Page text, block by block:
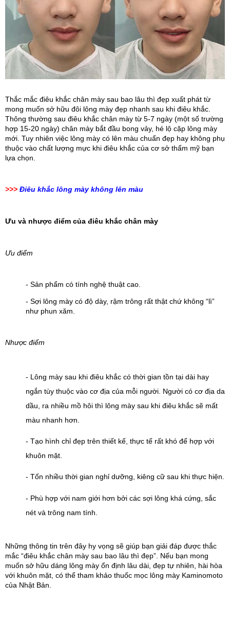
Thắc mắc điêu khắc chân mày sau bao lâu thì đẹp xuất phát từ
mong muốn sở hữu đôi lông mày đẹp nhanh sau khi điêu khắc.
Thông thường sau điêu khắc chân mày từ 5-7 ngày (một số trường
hợp 15-20 ngày) chân mày bắt đầu bong vảy, hé lộ cặp lông mày
mới. Tuy nhiên việc lông mày có lên màu chuẩn đẹp hay không phụ
thuộc vào chất lượng mực khi điêu khắc của cơ sở thẩm mỹ bạn
lựa chọn.
>>> Điêu khắc lông mày không lên màu
Ưu và nhược điểm của điêu khắc chân mày
Ưu điểm
- Sản phẩm có tính nghệ thuật cao.
- Sợi lông mày có độ dày, rậm trông rất thật chứ không “lì”
như phun xăm.
Nhược điểm
- Lông mày sau khi điêu khắc có thời gian tồn tại dài hay
ngắn tùy thuộc vào cơ địa của mỗi người. Người có cơ địa da
dầu, ra nhiều mồ hôi thì lông mày sau khi điêu khắc sẽ mất
màu nhanh hơn.
- Tạo hình chỉ đẹp trên thiết kế, thực tế rất khó để hợp với
khuôn mặt.
- Tốn nhiều thời gian nghỉ dưỡng, kiêng cữ sau khi thực hiện.
- Phù hợp với nam giới hơn bởi các sợi lông khá cứng, sắc
nét và trông nam tính.
Những thông tin trên đây hy vọng sẽ giúp bạn giải đáp được thắc
mắc “điêu khắc chân mày sau bao lâu thì đẹp”. Nếu bạn mong
muốn sở hữu dáng lông mày ổn định lâu dài, đẹp tự nhiên, hài hòa
với khuôn mặt, có thể tham khảo thuốc mọc lông mày Kaminomoto
của Nhật Bản.